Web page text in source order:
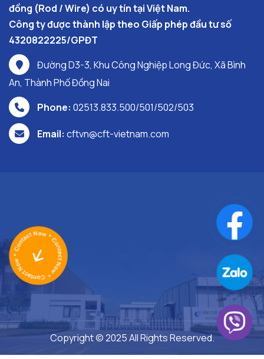
đồng (Rod / Wire) có uy tín tại Việt Nam.
Công ty được thành lập theo Giấp phép đầu tư số
4320822225/GPĐT
Đường D3-3, Khu Công Nghiệp Long Đức, Xã Bình
An, Thành Phố Đồng Nai
Phone: 02513.833.500/501/502/503
Email: cftvn@cft-vietnam.com
Copyright © 2025 All Rights Reserved.